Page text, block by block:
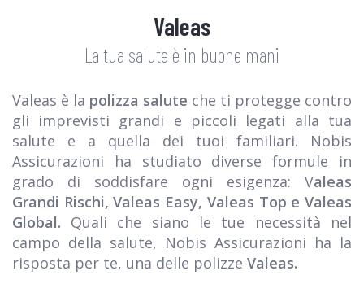
Valeas
La tua salute è in buone mani
Valeas è la polizza salute che ti protegge contro
gli imprevisti grandi e piccoli legati alla tua
salute e a quella dei tuoi familiari. Nobis
Assicurazioni ha studiato diverse formule in
grado di soddisfare ogni esigenza: Valeas
Grandi Rischi, Valeas Easy, Valeas Top e Valeas
Global. Quali che siano le tue necessità nel
campo della salute, Nobis Assicurazioni ha la
risposta per te, una delle polizze Valeas.